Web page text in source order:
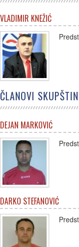
VLADIMIR KNEŽIĆ
ČLANOVI
DEJAN MARKOVIĆ
DARKO STEFANOVIĆ